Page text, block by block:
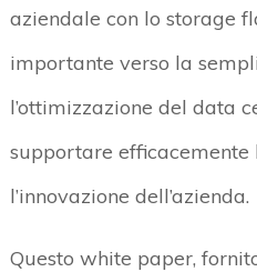
aziendale con lo storage
importante verso la
l’ottimizzazione del data
supportare efficacemente
l’innovazione dell’azienda.
Questo white paper,